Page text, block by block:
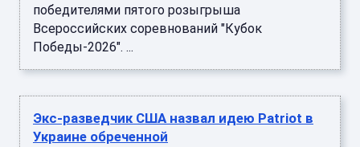
победителями пятого розыгрыша
Всероссийских соревнований "Кубок
Победы-2026". ...
Экс-разведчик США назвал идею Patriot в
Украине обреченной